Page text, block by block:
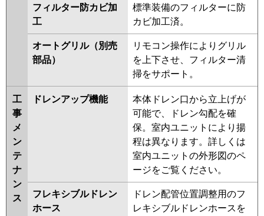
FDTWV1405HA5S-rakuri-na
パナソニック PA-P140L7KNB PA-P140L7KB
PA-P140L7HB PA-P140L7HNB
PA-P140L7KNA PA-P140L7KA
PA-P140L7HA PA-P140L7HNA
PA-P140L7K PA-P140L7KN PA-
P140L7HN PA-P140L7H PA-
P140L6KB PA-P140L6KNB PA-
P140L6HB PA-P140L6HNB PA-
P140L6KA PA-P140L6KN1 PA-
P140L6HA PA-P140L6HN1 PA-
P140L6H PA-P140L6HN
フィルター防カビ加
工
標準装備のフィルターに防
カビ加工済。
オートグリル（別売
部品）
リモコン操作によりグリル
を上下させ、フィルター清
掃をサポート。
工
事
メ
ン
テ
ナ
ン
ス
ドレンアップ機能
本体ドレン口から立上げが
可能で、ドレン勾配を確
保。室内ユニットにより揚
程は異なります。詳しくは
室内ユニットの外形図のペ
ージをご覧ください。
フレキシブルドレン
ホース
ドレン配管位置調整用のフ
レキシブルドレンホースを